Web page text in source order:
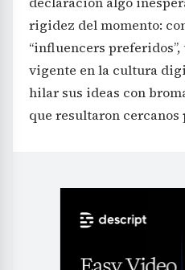
rigidez del momento:
“influencers
vigente en la cultura
hilar sus ideas con
que resultaron